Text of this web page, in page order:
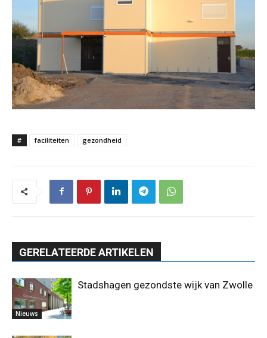
# faciliteiten gezondheid
GERELATEERDE ARTIKELEN
Nieuws
Stadshagen gezondste wijk van Zwolle